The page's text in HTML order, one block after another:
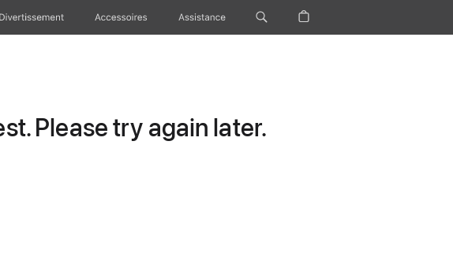
Divertissements Accessoires Assistance
Please try again later.